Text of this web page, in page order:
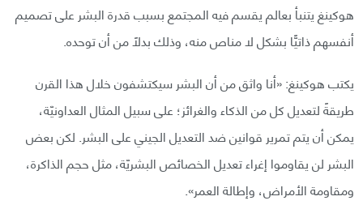
هوكينغ يتنبأ بعالم يقسم فيه المجتمع بسبب قدرة البشر على تصميم
أنفسهم ذاتيًّا بشكل لا مناص منه، وذلك بدلًا من أن توحده.
يكتب هوكينغ: «أنا واثق من أن البشر سيكتشفون خلال هذا القرن
طريقةً لتعديل كل من الذكاء والغرائز؛ على سبيل المثال العداونيّة،
يمكن أن يتم تمرير قوانين ضد التعديل الجيني على البشر. لكن بعض
البشر لن يقاوموا إغراء تعديل الخصائص البشريّة، مثل حجم الذاكرة،
ومقاومة الأمراض، وإطالة العمر».